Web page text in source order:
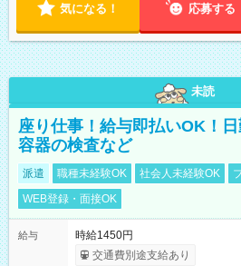
気になる！ 応募する
未読
座り仕事！給与即払いOK！
容器の検査など
派遣 職種未経験OK 社会人未経験OK
WEB登録・面接OK
給与
時給1450円
交通費別途支給あり